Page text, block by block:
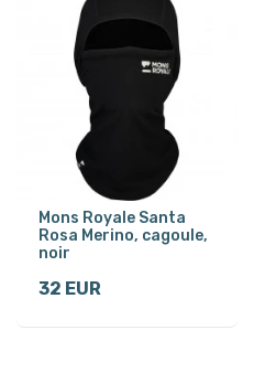
Mons Royale Santa
Rosa Merino, cagoule,
noir
32 EUR